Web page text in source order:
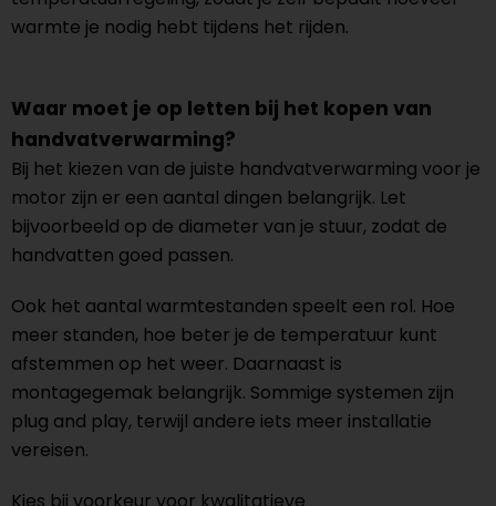
warmte je nodig hebt tijdens het rijden.
Waar moet je op letten bij het kopen van
handvatverwarming?
Bij het kiezen van de juiste handvatverwarming voor je
motor zijn er een aantal dingen belangrijk. Let
bijvoorbeeld op de diameter van je stuur, zodat de
handvatten goed passen.
Ook het aantal warmtestanden speelt een rol. Hoe
meer standen, hoe beter je de temperatuur kunt
afstemmen op het weer. Daarnaast is
montagegemak belangrijk. Sommige systemen zijn
plug and play, terwijl andere iets meer installatie
vereisen.